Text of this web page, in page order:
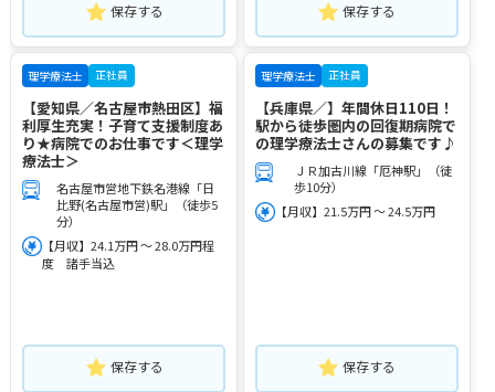
保存する 保存する
理学療法士 正社員
【愛知県／名古屋市熱田区】福
利厚生充実！子育て支援制度あ
り★病院でのお仕事です＜理学
療法士＞
名古屋市営地下鉄名港線「日
比野(名古屋市営)駅」（徒歩5
分）
【月収】24.1万円 ～ 28.0万円程
度 諸手当込
保存する
理学療法士 正社員
【兵庫県／】年間休日110日！
駅から徒歩圏内の回復期病院で
の理学療法士さんの募集です♪
ＪＲ加古川線「厄神駅」（徒
歩10分）
【月収】21.5万円 ～ 24.5万円
保存する